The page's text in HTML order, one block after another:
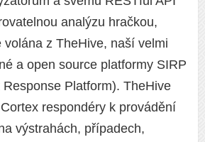
analýzu hračkou,
volána z TheHive, naší velmi
a open source platformy SIRP
Platform). TheHive
respondéry k provádění
výstrahách, případech,